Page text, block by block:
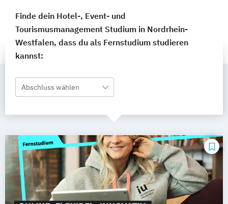
Finde dein Hotel-, Event- und
Tourismusmanagement Studium in Nordrhein-
Westfalen, dass du als Fernstudium studieren
kannst:
Abschluss wählen